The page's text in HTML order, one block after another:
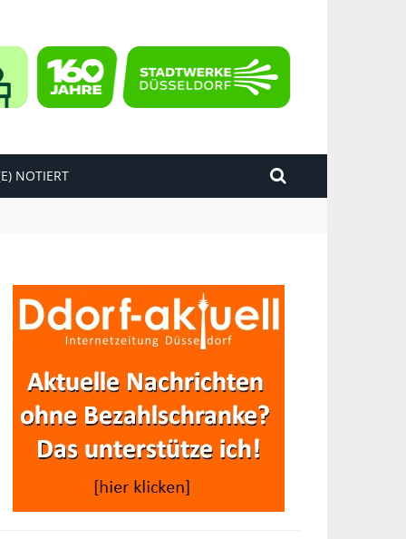
NOTIERT